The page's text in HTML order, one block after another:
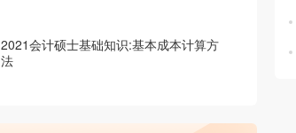
2021会计硕士基础知识:基本成本计算方
法